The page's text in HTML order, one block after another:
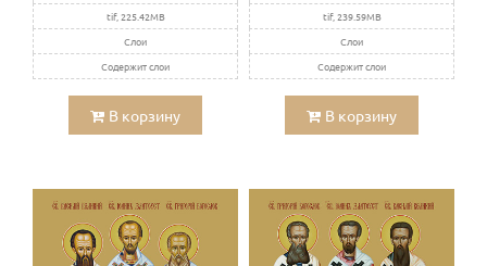
tif, 225.42MB
Слои
Содержит слои
В корзину
tif, 239.59MB
Слои
Содержит слои
В корзину